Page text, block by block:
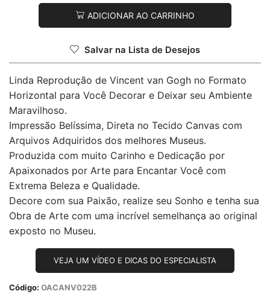
ADICIONAR AO CARRINHO
Salvar na Lista de Desejos
Linda Reprodução de Vincent van Gogh no Formato
Horizontal para Você Decorar e Deixar seu Ambiente
Maravilhoso.
Impressão Belíssima, Direta no Tecido Canvas com
Arquivos Adquiridos dos melhores Museus.
Produzida com muito Carinho e Dedicação por
Apaixonados por Arte para Encantar Você com
Extrema Beleza e Qualidade.
Decore com sua Paixão, realize seu Sonho e tenha sua
Obra de Arte com uma incrível semelhança ao original
exposto no Museu.
VEJA UM VÍDEO E DICAS DO ESPECIALISTA
Código: OACANV022B